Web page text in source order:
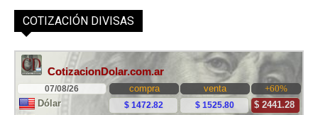
COTIZACIÓN DIVISAS